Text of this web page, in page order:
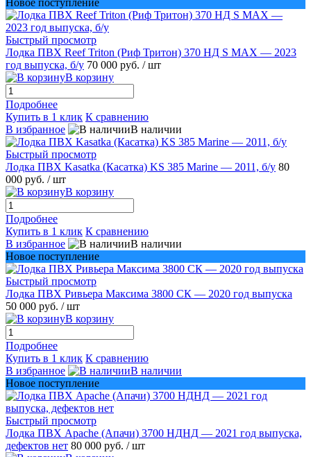
Новое поступление
Быстрый просмотр
Лодка ПВХ Reef Triton (Риф Тритон) 370 НД S MAX — 2023
год выпуска, б/у 70 000 руб. / шт
В корзину
Подробнее
Купить в 1 клик К сравнению
В избранное
В наличии
Быстрый просмотр
Лодка ПВХ Kasatka (Касатка) KS 385 Marine — 2011, б/у 80
000 руб. / шт
В корзину
Подробнее
Купить в 1 клик К сравнению
В избранное
В наличии
Новое поступление
Быстрый просмотр
Лодка ПВХ Ривьера Максима 3800 СК — 2020 год выпуска
50 000 руб. / шт
В корзину
Подробнее
Купить в 1 клик К сравнению
В избранное
В наличии
Новое поступление
Быстрый просмотр
Лодка ПВХ Apache (Апачи) 3700 НДНД — 2021 год выпуска,
дефектов нет 80 000 руб. / шт